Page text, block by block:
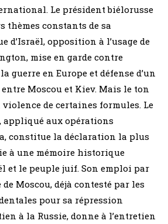
Le président biélorusse
thèmes constants de sa
d’Israël, opposition à l’usage de
mise en garde contre
guerre en Europe et défense d’un
Moscou et Kiev. Mais le ton
de certaines formules. Le
appliqué aux opérations
constitue la déclaration la plus
à une mémoire historique
et le peuple juif. Son emploi par
Moscou, déjà contesté par les
pour sa répression
à la Russie, donne à l’entretien